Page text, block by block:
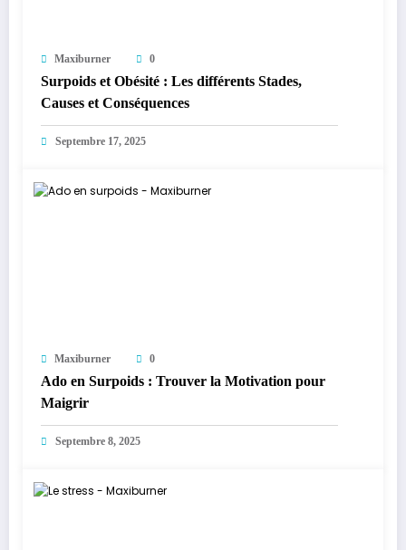
Maxiburner 0
Surpoids et Obésité : Les différents Stades,
Causes et Conséquences
Septembre 17, 2025
Maxiburner 0
Ado en Surpoids : Trouver la Motivation pour
Maigrir
Septembre 8, 2025